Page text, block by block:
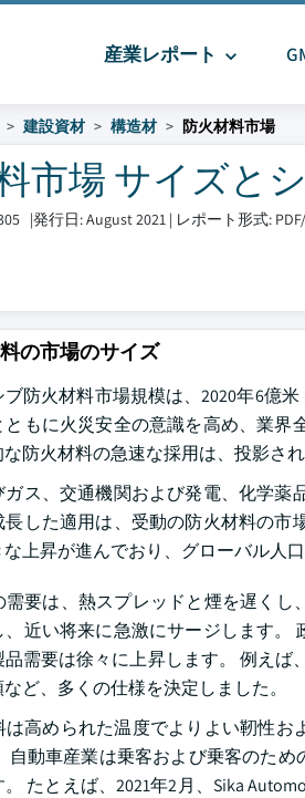
産業レポート
建設資材 構造材 防火材料市場
市場 サイズと
|発行日: August 2021 | レポート形式:
の市場のサイズ
防火材料市場規模は、2020年6億
もに火災安全の意識を高め、業
防火材料の急速な採用は、投影さ
ス、交通機関および発電、化学
した適用は、受動の防火材料の市
上昇が進んでおり、グローバル人
需要は、熱スプレッドと煙を遅く
近い将来に急激にサージします
需要は徐々に上昇します。 例え
ど、多くの仕様を決定しました。
は高められた温度でよりよい靭性
自動車産業は乗客および乗客のた
たとえば、2021年2月、Sika